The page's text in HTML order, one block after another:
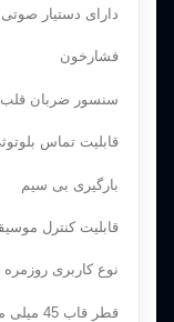
دارای دستیار صوتی
فشارخون
سنسور ضربان قلب
قابلیت تماس
بارگیری بی سیم
قابلیت کنترل
نوع کاربری
قطر قاب 45 میلی متر